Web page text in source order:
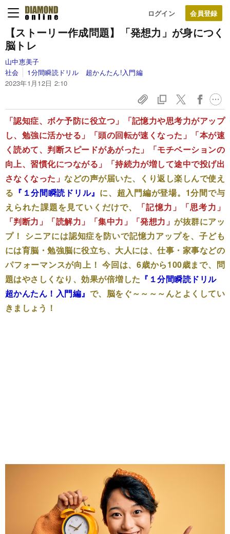
ログイン
【ストーリー作成問題】「発想力」が身につく
脳トレ
山中恵美子
社会
1分間瞬読ドリル 超かんたん!入門編
2023年1月12日 2:10
「認知症、ボケ予防に役立つ」「記憶力や思考力がアップ
し、勉強に活かせる」「頭の回転が速くなった」「本が速
く読めて、判断スピードがあがった」「モチベーションの
向上、習慣化につながる」「持続力が増して途中で投げ出
さなくなった」などの声が届いた、くり返し楽しんで使え
る 『 １分間瞬読ドリル』 に、超入門編が登場。1分間で与
えられた課題を見ていくだけで、
「記憶力」「思考力」
「判断力」「読解力」「集中力」「発想力」が抜群にアッ
プ！ シニアには認知症を防いで記憶力アップを、子ども
には育脳・勉強脳に役立ち、大人には、仕事・家事などの
パフォーマンスが向上！ 今回は、6歳から100歳まで、問
題はやさしくなり、効果が倍増した 『 １分間瞬読ドリル
超かんたん！入門編』 で、脳をぐ～～～～んとよくしてい
きましょう！